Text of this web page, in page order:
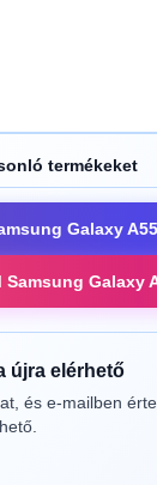
termékeket
Galaxy
Samsung Galaxy
újra elérhető
és e-mailben